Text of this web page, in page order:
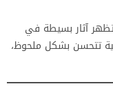
تظهر آثار بسيطة في
تتحسن بشكل ملحوظ،